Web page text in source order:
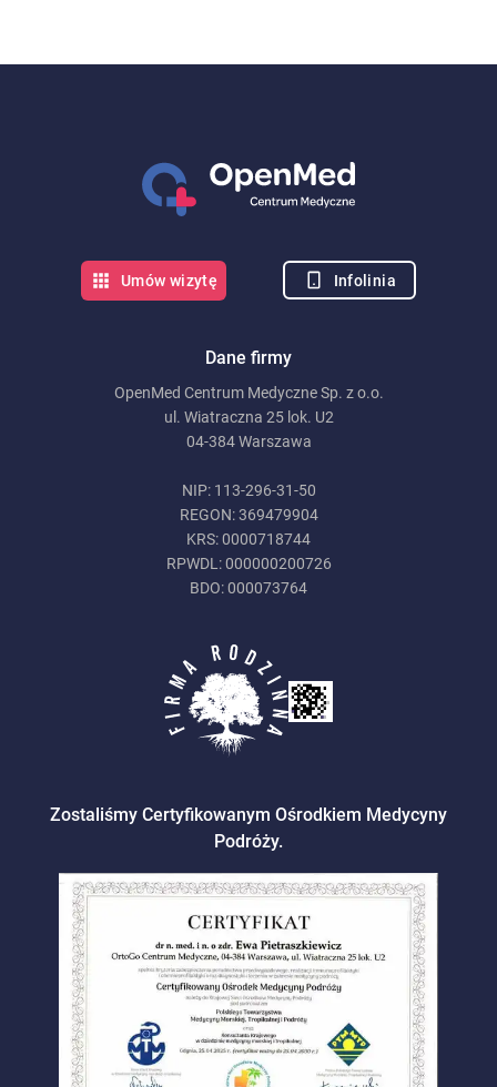
Dane firmy
OpenMed Centrum Medyczne Sp. z o.o.
ul. Wiatraczna 25 lok. U2
04-384 Warszawa
NIP: 113-296-31-50
REGON: 369479904
KRS: 0000718744
RPWDL: 000000200726
BDO: 000073764
Zostaliśmy Certyfikowanym Ośrodkiem Medycyny
Podróży.
Umów wizytę Infolinia